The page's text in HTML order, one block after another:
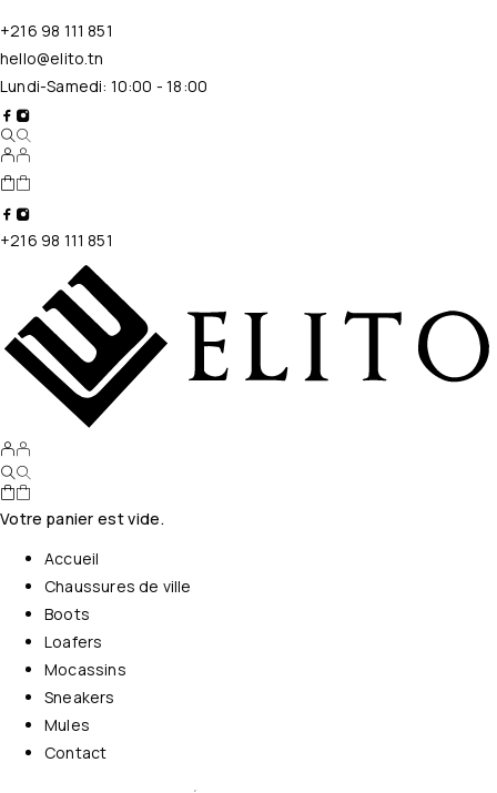
+216 98 111 851
hello@elito.tn
Lundi-Samedi: 10:00 - 18:00
+216 98 111 851
Votre panier est vide.
Accueil
Chaussures de ville
Boots
Loafers
Mocassins
Sneakers
Mules
Contact